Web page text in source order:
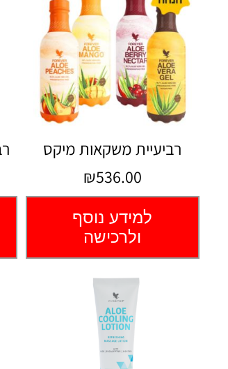
רביעיית משקאות מיקס
₪536.00
למידע נוסף
ולרכישה